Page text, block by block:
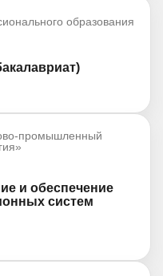
образования
промышленный
и обеспечение
систем